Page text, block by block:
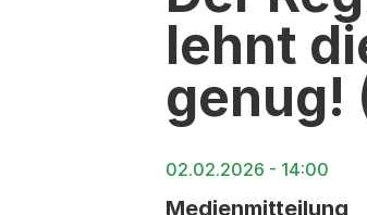
lehnt
genug!
02.02.2026 - 14:00
Medienmitteilung